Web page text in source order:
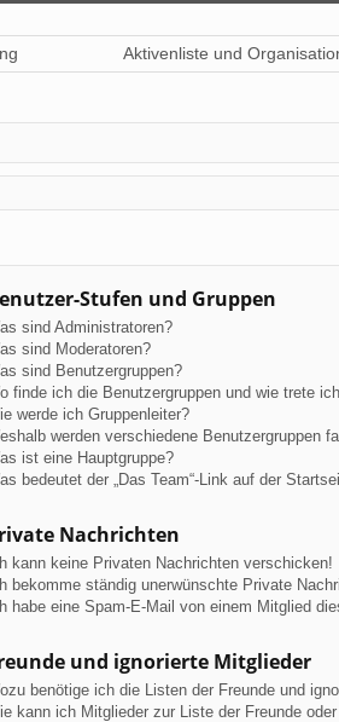
Aktivenliste und
Stufen und Gruppen
sind Administratoren?
sind Moderatoren?
sind Benutzergruppen?
finde ich die Benutzergruppen und wie trete
werde ich Gruppenleiter?
werden verschiedene Benutzergruppen
ist eine Hauptgruppe?
bedeutet der „Das Team“-Link auf der
Nachrichten
kann keine Privaten Nachrichten verschicken!
bekomme ständig unerwünschte Private
habe eine Spam-E-Mail von einem Mitglied
und ignorierte Mitglieder
benötige ich die Listen der Freunde und
kann ich Mitglieder zur Liste der Freunde